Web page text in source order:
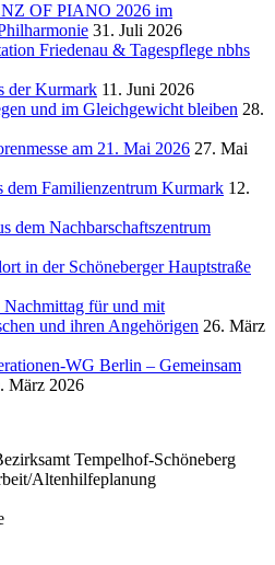
OF PIANO 2026 im
31. Juli 2026
Friedenau & Tagespflege nbhs
der Kurmark 11. Juni 2026
und im Gleichgewicht bleiben 28.
am 21. Mai 2026 27. Mai
dem Familienzentrum Kurmark 12.
dem Nachbarschaftszentrum
in der Schöneberger Hauptstraße
für und mit
und ihren Angehörigen 26. März
WG Berlin – Gemeinsam
März 2026
Tempelhof-Schöneberg
Altenhilfeplanung